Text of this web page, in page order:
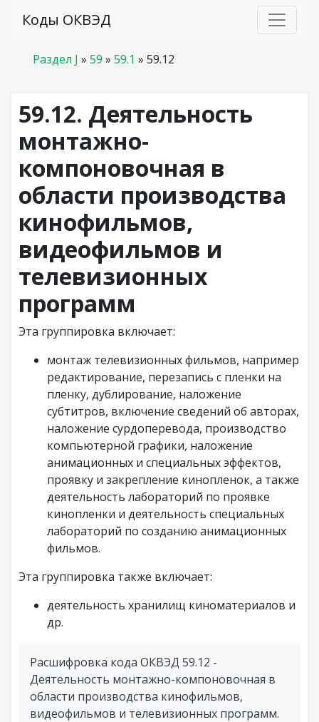
Коды ОКВЭД
Раздел J » 59 » 59.1 » 59.12
59.12. Деятельность
монтажно-
компоновочная в
области производства
кинофильмов,
видеофильмов и
телевизионных
программ
Эта группировка включает:
монтаж телевизионных фильмов, например
редактирование, перезапись с пленки на
пленку, дублирование, наложение
субтитров, включение сведений об авторах,
наложение сурдоперевода, производство
компьютерной графики, наложение
анимационных и специальных эффектов,
проявку и закрепление кинопленок, а также
деятельность лабораторий по проявке
кинопленки и деятельность специальных
лабораторий по созданию анимационных
фильмов.
Эта группировка также включает:
деятельность хранилищ киноматериалов и
др.
Расшифровка кода ОКВЭД 59.12 -
Деятельность монтажно-компоновочная в
области производства кинофильмов,
видеофильмов и телевизионных программ.